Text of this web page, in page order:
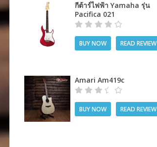
กีต้าร์ไฟฟ้า Yamaha รุ่น
Pacifica 021
BUY NOW READ REVIEW
Amari Am419c
BUY NOW READ REVIEW